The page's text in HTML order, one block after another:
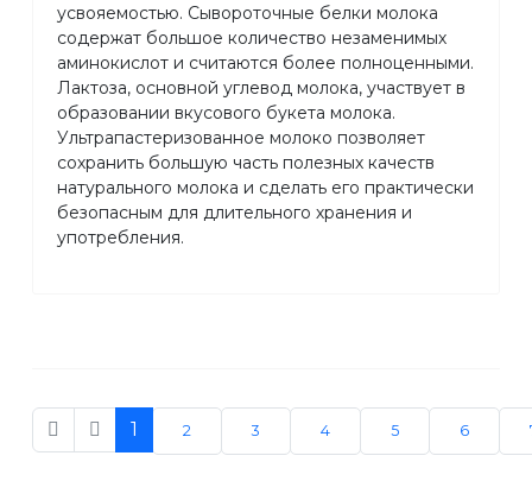
усвояемостью. Сывороточные белки молока
содержат большое количество незаменимых
аминокислот и считаются более полноценными.
Лактоза, основной углевод молока, участвует в
образовании вкусового букета молока.
Ультрапастеризованное молоко позволяет
сохранить большую часть полезных качеств
натурального молока и сделать его практически
безопасным для длительного хранения и
употребления.
1 2 3 4 5 6